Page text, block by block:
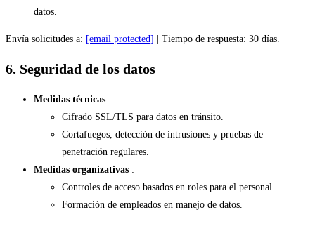
datos.
Envía solicitudes a: [email protected] | Tiempo de respuesta: 30 días.
6. Seguridad de los datos
Medidas técnicas :
Cifrado SSL/TLS para datos en tránsito.
Cortafuegos, detección de intrusiones y pruebas de
penetración regulares.
Medidas organizativas :
Controles de acceso basados en roles para el personal.
Formación de empleados en manejo de datos.